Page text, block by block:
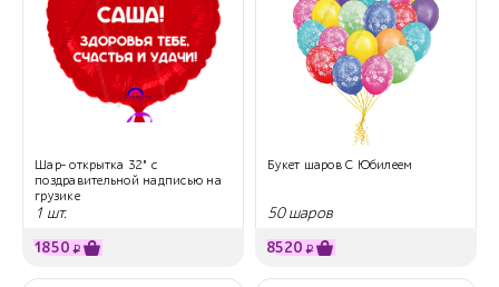
Шар- открытка 32" с
поздравительной надписью на
грузике
1 шт.
1850 ₽
Букет шаров С Юбилеем
50 шаров
8520 ₽